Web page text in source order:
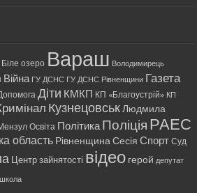
Біле озеро Вараш Володимирець
Війна ГУ ДСНС ГУ ДСНС Рівненщини Газета
Діти КМКП КП «Благоустрій» КП
Кузнецовськ Людмила
Освіта ПолітикаПоліція РАЕС
область Рівненщина Сесія Спорт Суд
Центр зайнятості відео герой депутат
школа